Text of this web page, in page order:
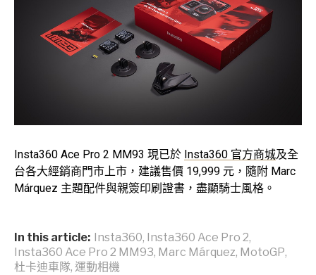
Insta360 Ace Pro 2 MM93 現已於 Insta360 官方商城及全
台各大經銷商門市上市，建議售價 19,999 元，隨附 Marc
Márquez 主題配件與親簽印刷證書，盡顯騎士風格。
In this article: Insta360, Insta360 Ace Pro 2,
Insta360 Ace Pro 2 MM93, Marc Márquez, MotoGP,
杜卡迪車隊, 運動相機